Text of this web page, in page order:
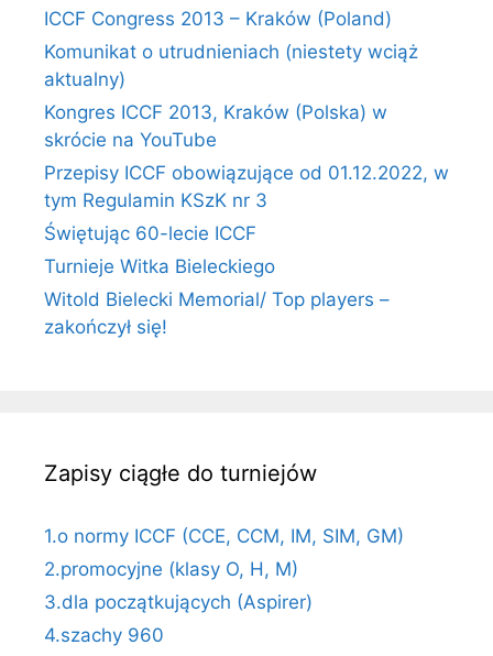
ICCF Congress 2013 – Kraków (Poland)
Komunikat o utrudnieniach (niestety wciąż
aktualny)
Kongres ICCF 2013, Kraków (Polska) w
skrócie na YouTube
Przepisy ICCF obowiązujące od 01.12.2022, w
tym Regulamin KSzK nr 3
Świętując 60-lecie ICCF
Turnieje Witka Bieleckiego
Witold Bielecki Memorial/ Top players –
zakończył się!
Zapisy ciągłe do turniejów
1.o normy ICCF (CCE, CCM, IM, SIM, GM)
2.promocyjne (klasy O, H, M)
3.dla początkujących (Aspirer)
4.szachy 960